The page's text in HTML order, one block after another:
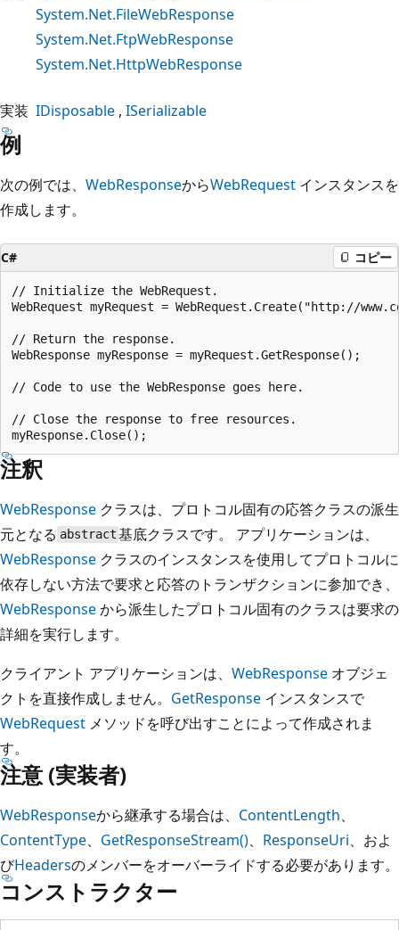
System.Net.FileWebResponse
System.Net.FtpWebResponse
System.Net.HttpWebResponse
実装 IDisposable ISerializable
例
次の例では、 WebResponseからWebRequest インスタンスを
作成します。
C# コピー
// Initialize the WebRequest.
WebRequest myRequest = WebRequest.Create("http://
// Return the response.
WebResponse myResponse = myRequest.GetResponse();
// Code to use the WebResponse goes here.
// Close the response to free resources.
注釈
WebResponse クラスは、プロトコル固有の応答クラスの派生
元となる abstract 基底クラスです。 アプリケーションは、
WebResponse クラスのインスタンスを使用してプロトコルに
依存しない方法で要求と応答のトランザクションに参加でき、
WebResponseから派生したプロトコル固有のクラスは要求の
詳細を実行します。
クライアント アプリケーションは、 WebResponse オブジェ
クトを直接作成しません。 GetResponse インスタンスで
WebRequest メソッドを呼び出すことによって作成されま
す。
注意 (実装者)
WebResponseから継承する場合は、 ContentLength、
ContentType、 GetResponseStream()、 ResponseUri、およ
びHeadersのメンバーをオーバーライドする必要があります。
コンストラクター